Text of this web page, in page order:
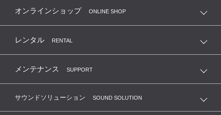
オンラインショップ ONLINE SHOP
レンタル RENTAL
メンテナンス SUPPORT
サウンドソリューション SOUND SOLUTION